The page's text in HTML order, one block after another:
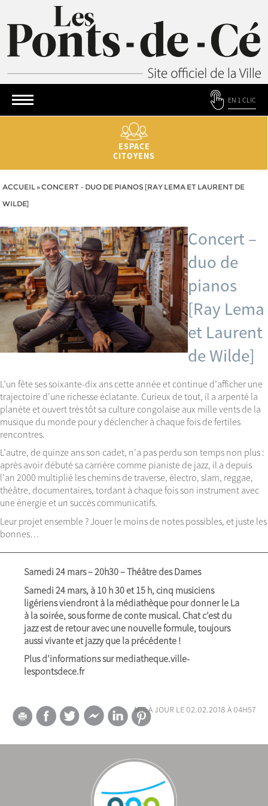
EN 1 CLIC
ESPACE
CITOYENS
ACCUEIL»CONCERT – DUO DE PIANOS [RAY LEMA ET LAURENT DE
WILDE]
Concert –
duo de
pianos
[Ray Lema
et Laurent
de Wilde]
L’un fête ses soixante-dix ans cette année et continue d’afficher une
trajectoire d’une richesse éclatante. Curieux de tout, il a arpenté la
planète et ouvert très tôt sa culture congolaise aux mille vents de la
musique du monde pour y déclencher à chaque fois de fertiles
rencontres.
L’autre, de quinze ans son cadet, n’a pas perdu son temps non plus :
après avoir débuté sa carrière comme pianiste de jazz, il a depuis
l’an 2000 multiplié les chemins de traverse, électro, slam, reggae,
théâtre, documentaires, tordant à chaque fois son instrument avec
une énergie et un succès communicatifs.
Leur projet ensemble ? Jouer le moins de notes possibles, et juste les
bonnes…
Samedi 24 mars – 20h30 – Théâtre des Dames
Samedi 24 mars, à 10 h 30 et 15 h, cinq musiciens
ligériens viendront à la médiathèque pour donner le La
à la soirée, sous forme de conte musical. Chat c’est du
jazz est de retour avec une nouvelle formule, toujours
aussi vivante et jazzy que la précédente !
Plus d’informations sur mediatheque.ville-
lespontsdece.fr
mis à jour le 02.02.2018 à 04h57